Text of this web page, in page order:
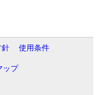
針
使用条件
ップ